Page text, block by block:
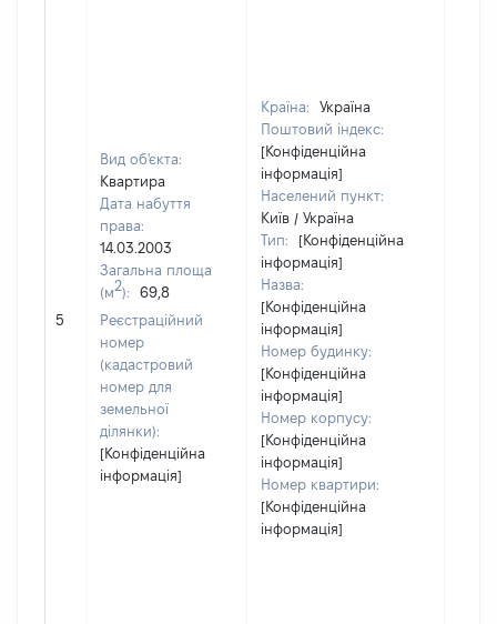
5
Вид об'єкта:
Квартира
Дата набуття
права:
14.03.2003
Загальна площа
(м2):
69,8
Реєстраційний
номер
(кадастровий
номер для
земельної
ділянки):
[Конфіденційна
інформація]
Країна:
Україна
Поштовий індекс:
[Конфіденційна
інформація]
Населений пункт:
Київ / Україна
Тип:
[Конфіденційна
інформація]
Назва:
[Конфіденційна
інформація]
Номер будинку:
[Конфіденційна
інформація]
Номер корпусу:
[Конфіденційна
інформація]
Номер квартири:
[Конфіденційна
інформація]